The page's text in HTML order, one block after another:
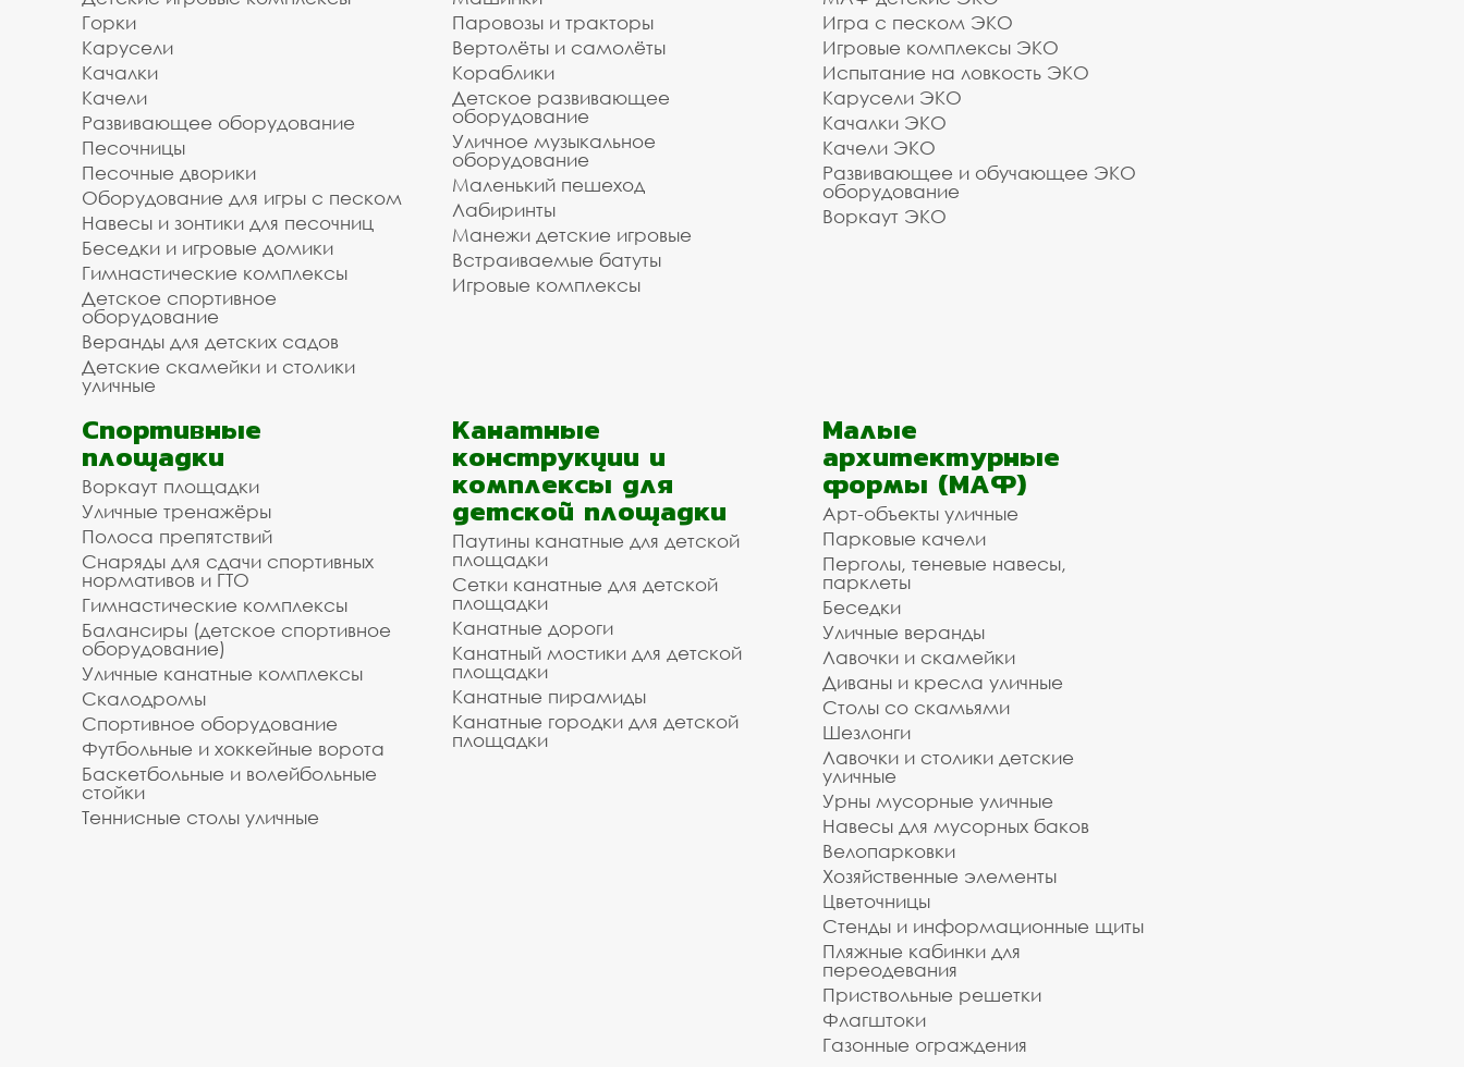
Горки
Карусели
Качалки
Качели
Развивающее оборудование
Песочницы
Песочные дворики
Оборудование для игры с песком
Навесы и зонтики для песочниц
Беседки и игровые домики
Гимнастические комплексы
Детское спортивное
оборудование
Веранды для детских садов
Детские скамейки и столики
уличные
Паровозы и тракторы
Вертолёты и самолёты
Кораблики
Детское развивающее
оборудование
Уличное музыкальное
оборудование
Маленький пешеход
Лабиринты
Манежи детские игровые
Встраиваемые батуты
Игровые комплексы
Игра с песком ЭКО
Игровые комплексы ЭКО
Испытание на ловкость ЭКО
Карусели ЭКО
Качалки ЭКО
Качели ЭКО
Развивающее и обучающее ЭКО
оборудование
Воркаут ЭКО
Спортивные
площадки
Воркаут площадки
Уличные тренажёры
Полоса препятствий
Снаряды для сдачи спортивных
нормативов и ГТО
Гимнастические комплексы
Балансиры (детское спортивное
оборудование)
Уличные канатные комплексы
Скалодромы
Спортивное оборудование
Футбольные и хоккейные ворота
Баскетбольные и волейбольные
стойки
Теннисные столы уличные
Канатные
конструкции и
комплексы для
детской площадки
Паутины канатные для детской
площадки
Сетки канатные для детской
площадки
Канатные дороги
Канатный мостики для детской
площадки
Канатные пирамиды
Канатные городки для детской
площадки
Малые
архитектурные
формы (МАФ)
Арт-объекты уличные
Парковые качели
Перголы, теневые навесы,
парклеты
Беседки
Уличные веранды
Лавочки и скамейки
Диваны и кресла уличные
Столы со скамьями
Шезлонги
Лавочки и столики детские
уличные
Урны мусорные уличные
Навесы для мусорных баков
Велопарковки
Хозяйственные элементы
Цветочницы
Стенды и информационные щиты
Пляжные кабинки для
переодевания
Приствольные решетки
Флагштоки
Газонные ограждения